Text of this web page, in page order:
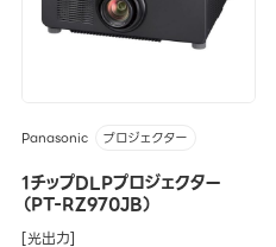
Panasonic プロジェクター
1チップDLPプロジェクター
（PT-RZ970JB）
[光出力]